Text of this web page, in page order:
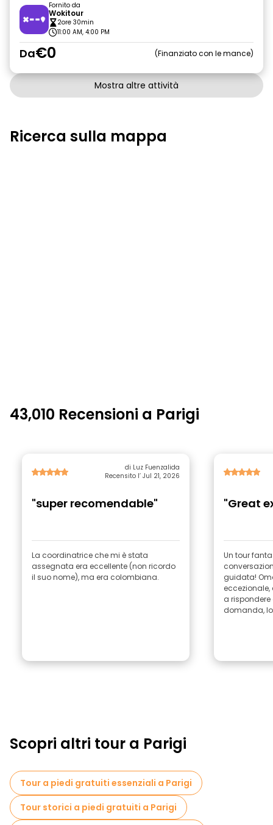
Fornito da
Wokitour
2ore 30min
11:00 AM, 4:00 PM
Da€0 Finanziato con le mance
Mostra altre attività
Ricerca sulla mappa
43,010 Recensioni a Parigi
di Luz Fuenzalida
Recensito l’ Jul 21, 2026
"super recomendable"
La coordinatrice che mi è stata
assegnata era eccellente (non ricordo
il suo nome), ma era colombiana.
"Great
Un tour
guidata!
a
domanda,
Scopri altri tour a Parigi
Tour a piedi gratuiti essenziali a Parigi
Tour storici a piedi gratuiti a Parigi